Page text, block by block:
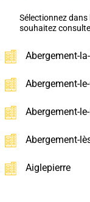
Sélectionnez dans
souhaitez
Abergement-
Abergement-
Abergement-
Abergement-
Aiglepierre